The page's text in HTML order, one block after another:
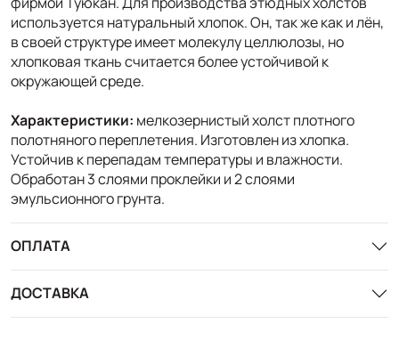
используется натуральный хлопок. Он, так же как и лён,
в своей структуре имеет молекулу целлюлозы, но
хлопковая ткань считается более устойчивой к
окружающей среде.
Характеристики: мелкозернистый холст плотного
полотняного переплетения. Изготовлен из хлопка.
Устойчив к перепадам температуры и влажности.
Обработан 3 слоями проклейки и 2 слоями
эмульсионного грунта.
ОПЛАТА
ДОСТАВКА